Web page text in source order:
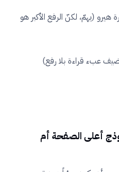
(يهمّ، لكنّ الرفع الأكبر هو
أعلى الصفحة أم